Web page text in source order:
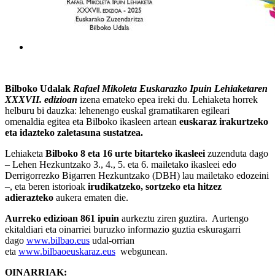
Bilboko Udalak Rafael Mikoleta Euskarazko Ipuin Lehiaketaren
XXXVII. edizioan izena emateko epea ireki du. Lehiaketa horrek
helburu bi dauzka: lehenengo euskal gramatikaren egileari
omenaldia egitea eta Bilboko ikasleen artean euskaraz irakurtzeko
eta idazteko zaletasuna sustatzea.
Lehiaketa Bilboko 8 eta 16 urte bitarteko ikasleei zuzenduta dago
– Lehen Hezkuntzako 3., 4., 5. eta 6. mailetako ikasleei edo
Derrigorrezko Bigarren Hezkuntzako (DBH) lau mailetako edozeini
–, eta beren istorioak irudikatzeko, sortzeko eta hitzez
adierazteko aukera ematen die.
Aurreko edizioan 861 ipuin aurkeztu ziren guztira. Aurtengo
ekitaldiari eta oinarriei buruzko informazio guztia eskuragarri
dago www.bilbao.eus udal-orrian
eta www.bilbaoeuskaraz.eus webgunean.
OINARRIAK: